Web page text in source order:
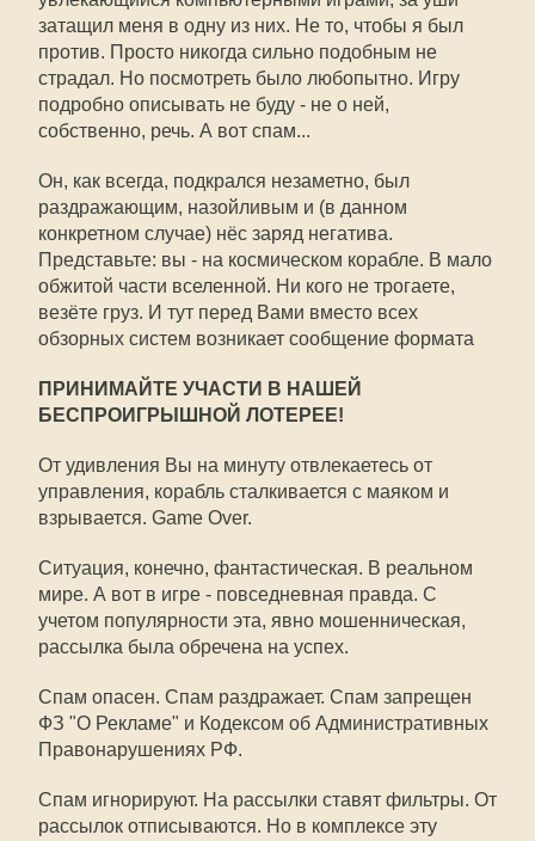
затащил меня в одну из них. Не то, чтобы я был
против. Просто никогда сильно подобным не
страдал. Но посмотреть было любопытно. Игру
подробно описывать не буду - не о ней,
собственно, речь. А вот спам...
Он, как всегда, подкрался незаметно, был
раздражающим, назойливым и (в данном
конкретном случае) нёс заряд негатива.
Представьте: вы - на космическом корабле. В мало
обжитой части вселенной. Ни кого не трогаете,
везёте груз. И тут перед Вами вместо всех
обзорных систем возникает сообщение формата
ПРИНИМАЙТЕ УЧАСТИ В НАШЕЙ
БЕСПРОИГРЫШНОЙ ЛОТЕРЕЕ!
От удивления Вы на минуту отвлекаетесь от
управления, корабль сталкивается с маяком и
взрывается. Game Over.
Ситуация, конечно, фантастическая. В реальном
мире. А вот в игре - повседневная правда. С
учетом популярности эта, явно мошенническая,
рассылка была обречена на успех.
Спам опасен. Спам раздражает. Спам запрещен
ФЗ "О Рекламе" и Кодексом об Административных
Правонарушениях РФ.
Спам игнорируют. На рассылки ставят фильтры. От
рассылок отписываются. Но в комплексе эту